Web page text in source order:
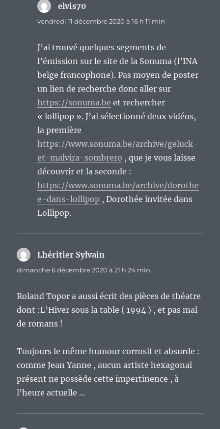
elvis70
vendredi 11 décembre 2020 à 16 h 11 min
J’ai trouvé quelques segments de
l’émission sur le site de la Sonuma (l’INA
belge francophone). Pas moyen de poster
un lien de recherche donc aller sur
https://sonuma.be et rechercher
« lollipop ». J’ai sélectionné deux vidéos,
la première
https://www.sonuma.be/archive/geluck-
et-malvira-sombrero , que je vous laisse
découvrir et la seconde :
https://www.sonuma.be/archive/dorothe
e-dans-lollipop , Dorothée invitée dans
Lollipop.
Lhéritier Sylvain
dimanche 6 décembre 2020 à 21 h 24 min
Roland Topor a aussi écrit des pièces de théatre
dont :L’Hiver sous la table ( 1994 ) , et pas mal
de romans !
Toujours le même humour corrosif et absurde :
comme Jean Yanne , aucun artiste hexagonal
présent ne possède cette impertinence , à
l’heure actuelle …